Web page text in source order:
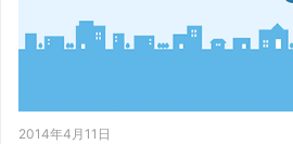
2014年4月11日